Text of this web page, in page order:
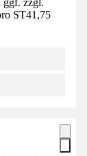
zzgl.
ST41,75